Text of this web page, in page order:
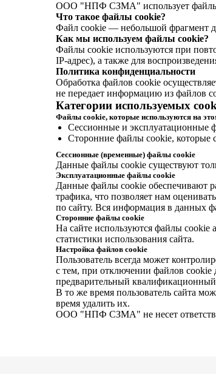
ООО "НПФ СЗМА" использует файлы
Что такое файлы cookie?
Файл cookie — небольшой фрагмент
Как мы используем файлы cookie?
Файлы cookie используются при
IP-адрес), а также для
Политика конфиденциальности
Обработка файлов cookie
не передает информацию из файлов
Категории используемых
Файлы cookie, которые используются на
Сессионные и эксплуатационные
Сторонние файлы сookie, которые
Сессионные (временные) файлы cookie
Данные файлы cookie существуют
Эксплуатационные файлы cookie
Данные файлы cookie обеспечивают
трафика, что позволяет нам
по сайту. Вся информация в данных
Сторонние файлы cookie
На сайте используются файлы
статистики использования сайта.
Настройка файлов cookie
Пользователь всегда может
с тем, при отключении файлов cookie
предварительный
В то же время пользователь сайта
время удалить их.
ООО "НПФ СЗМА" не несет